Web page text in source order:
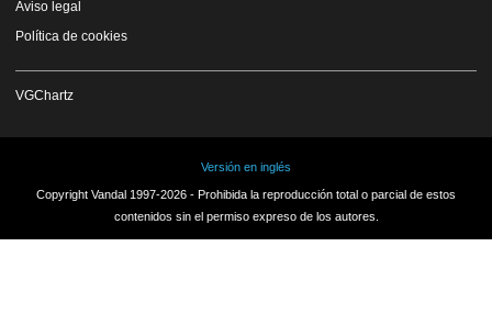
Aviso legal
Política de cookies
VGChartz
Versión en inglés
Copyright Vandal 1997-2026 - Prohibida la reproducción total o parcial de estos
contenidos sin el permiso expreso de los autores.